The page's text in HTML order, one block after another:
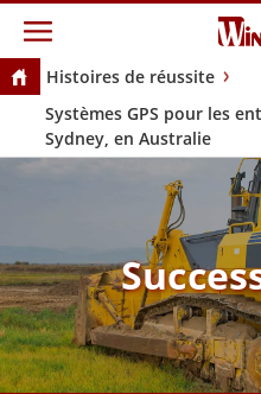
Histoires de réussite
Systèmes GPS pour les
Sydney, en Australie